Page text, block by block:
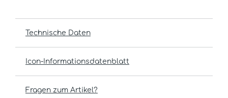
Technische Daten
Icon-Informationsdatenblatt
Fragen zum Artikel?